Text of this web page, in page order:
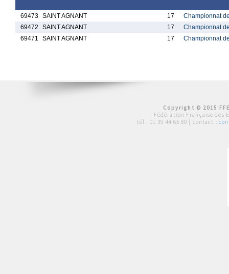
69473 SAINT AGNANT 17
Championnat
69472
SAINT AGNANT 17
Championnat
69471
SAINT AGNANT 17 Championnat
Copyright © 2015
Fédération Française des
tél : 01 39 44 65 80 | contact :